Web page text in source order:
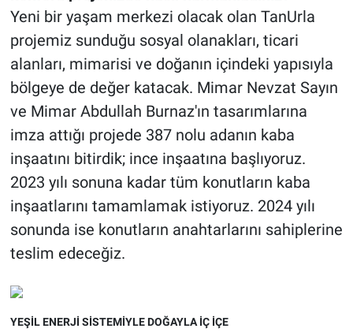
Yeni bir yaşam merkezi olacak olan TanUrla
projemiz sunduğu sosyal olanakları, ticari
alanları, mimarisi ve doğanın içindeki yapısıyla
bölgeye de değer katacak. Mimar Nevzat Sayın
ve Mimar Abdullah Burnaz'ın tasarımlarına
imza attığı projede 387 nolu adanın kaba
inşaatını bitirdik; ince inşaatına başlıyoruz.
2023 yılı sonuna kadar tüm konutların kaba
inşaatlarını tamamlamak istiyoruz. 2024 yılı
sonunda ise konutların anahtarlarını sahiplerine
teslim edeceğiz.
YEŞİL ENERJİ SİSTEMİYLE DOĞAYLA İÇ İÇE